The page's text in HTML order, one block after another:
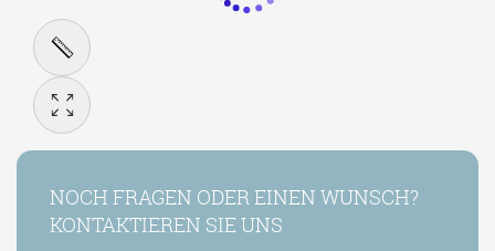
NOCH FRAGEN ODER EINEN WUNSCH?
KONTAKTIEREN SIE UNS